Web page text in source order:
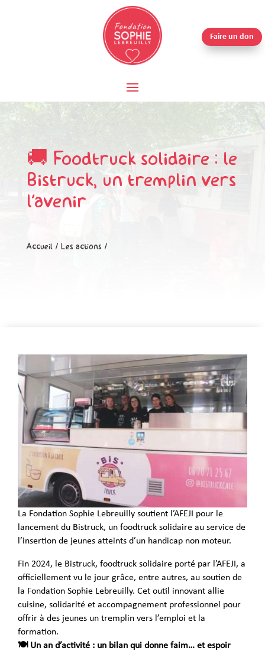
Faire un don
🚚 Foodtruck solidaire : le
Bistruck, un tremplin vers
l’avenir
Accueil/ Les actions /
La Fondation Sophie Lebreuilly soutient l’AFEJI pour le
lancement du Bistruck, un foodtruck solidaire au service de
l’insertion de jeunes atteints d’un handicap non moteur.
Fin 2024, le Bistruck, foodtruck solidaire porté par l’AFEJI, a
officiellement vu le jour grâce, entre autres, au soutien de
la Fondation Sophie Lebreuilly. Cet outil innovant allie
cuisine, solidarité et accompagnement professionnel pour
offrir à des jeunes un tremplin vers l’emploi et la
formation.
🍽️ Un an d’activité : un bilan qui donne faim… et espoir